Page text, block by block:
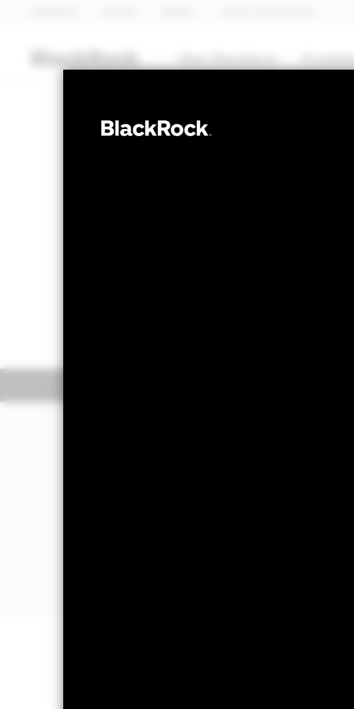
AKTIEN
BGF
Der Fonds strebt die Erzielung eines
Der Fonds legt weltweit mindestens
Um sein Anlageziel und seine
Insbesondere wird der Fonds
regelbasierten) Ansatz bei der
Portfoliorendite unter
können sowohl fallen als auch
Alle Anteilsklassen mit